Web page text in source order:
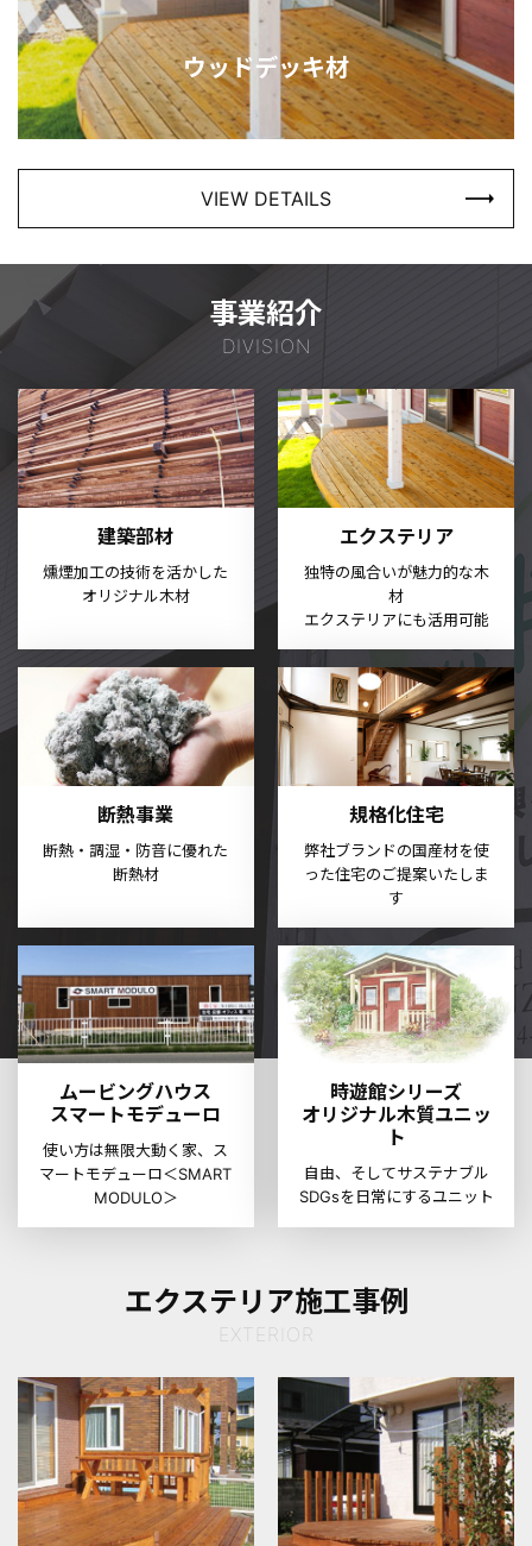
ウッドデッキ材
VIEW DETAILS
事業紹介
DIVISION
建築部材
燻煙加工の技術を活かした
オリジナル木材
エクステリア
独特の風合いが魅力的な木
材
エクステリアにも活用可能
断熱事業
断熱・調湿・防音に優れた
断熱材
規格化住宅
弊社ブランドの国産材を使
った住宅のご提案いたしま
す
ムービングハウス
スマートモデューロ
使い方は無限大動く家、ス
マートモデューロ＜SMART
MODULO＞
時遊館シリーズ
オリジナル木質ユニッ
ト
自由、そしてサステナブル
SDGsを日常にするユニット
エクステリア施工事例
EXTERIOR